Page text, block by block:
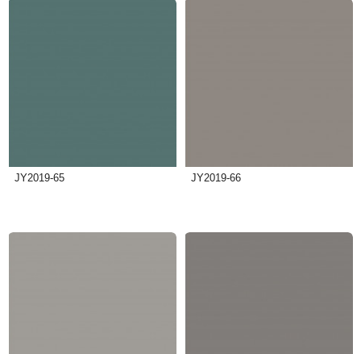
JY2019-65 JY2019-66